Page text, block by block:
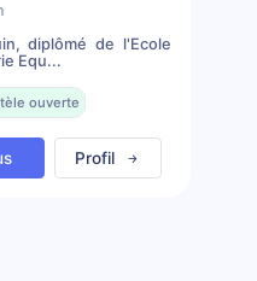
diplômé de l'Ecole
Equ...
ouverte
Profil